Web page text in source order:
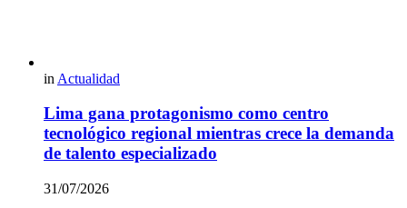
in Actualidad
Lima gana protagonismo como centro
tecnológico regional mientras crece la demanda
de talento especializado
31/07/2026